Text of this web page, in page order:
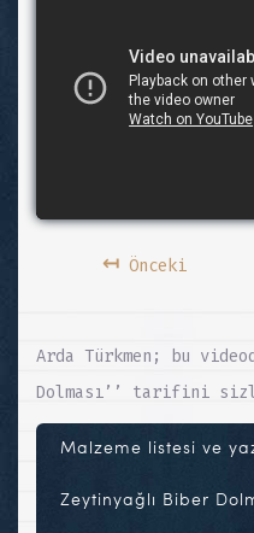
↤Önceki
Arda Türkmen; bu
Dolması’’ tarifini
Malzeme listesi ve
Zeytinyağlı Biber